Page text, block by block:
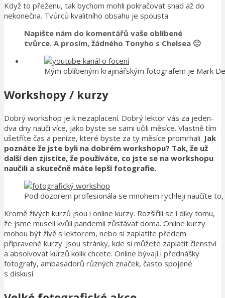
Když to přeženu, tak bychom mohli pokračovat snad až do
nekonečna. Tvůrců kvalitního obsahu je spousta.
Napište nám do komentářů vaše oblíbené
tvůrce. A prosím, žádného Tonyho s Chelsea 🙂
Mým oblíbeným krajinářským fotografem je Mark
Workshopy / kurzy
Dobrý workshop je k nezaplacení. Dobrý lektor vás za jeden-
dva dny naučí více, jako byste se sami učili měsíce. Vlastně tím
ušetříte čas a peníze, které byste za ty měsíce promrhali. Jak
poznáte že jste byli na dobrém workshopu? Tak, že už
další den zjistíte, že používáte, co jste se na workshopu
naučili a skutečně máte lepší fotografie.
Pod dozorem profesionála se mnohem rychleji naučíte
Kromě živých kurzů jsou i online kurzy. Rozšířili se i díky tomu,
že jsme museli kvůli pandemii zůstávat doma. Online kurzy
mohou být živě s lektorem, nebo si zaplatíte předem
připravené kurzy. Jsou stránky, kde si můžete zaplatit členství
a absolvovat kurzů kolik chcete. Online bývají i přednášky
fotografy, ambasadorů různých značek, často spojené
s diskusí.